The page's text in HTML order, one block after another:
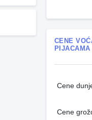
CENE
PIJACAMA
Cene
Cene